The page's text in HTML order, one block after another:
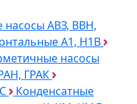
насосы АВЗ, ВВН,
А1, Н1В
насосы
ГРАК
Конденсатные